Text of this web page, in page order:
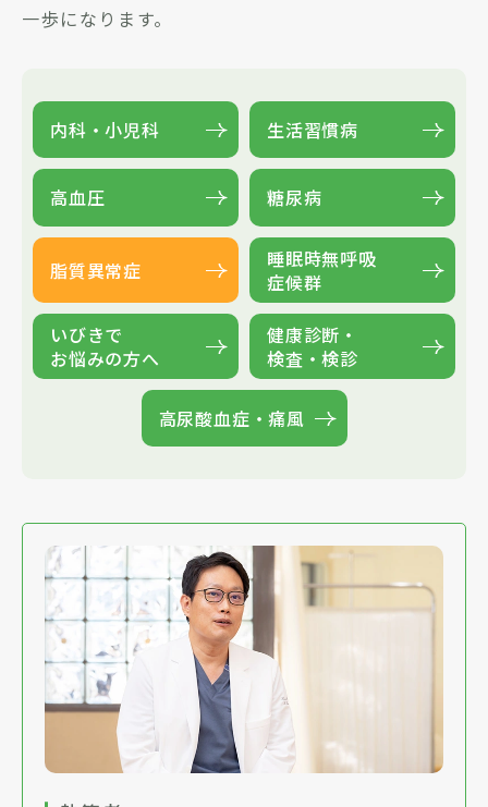
一歩になります。
内科・小児科 生活習慣病
高血圧 糖尿病
脂質異常症
睡眠時無呼吸
症候群
いびきで
お悩みの方へ
健康診断・
検査・検診
高尿酸血症・痛風